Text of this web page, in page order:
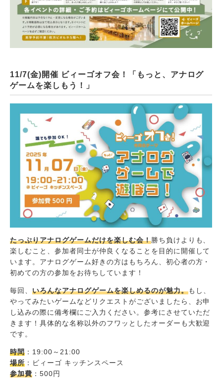
11/7(金)開催 ビィーゴオフ会！「もっと、アナログ
ゲームを楽しもう！」
たっぷりアナログゲームだけを楽しむ会！勝ち負けよりも、
楽しむこと、参加者同士が仲良くなることを目的に開催して
います。アナログゲーム好きの方はもちろん、初心者の方・
初めての方の参加をお待ちしています！
毎回、 いろんなアナログゲームを楽しめるのが魅力。もし、
やってみたいゲームなどリクエストがございましたら、お申
し込みの際に備考欄にご入力ください。参考にさせていただ
きます！具体的な名称以外のフワッとしたオーダーも大歓迎
です。
時間：19:00～21:00
場所：ビィーゴ キッチンスペース
参加費：500円